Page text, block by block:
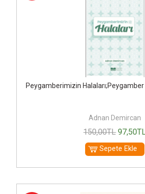
Peygamberimizin Halaları;Peygamber
Adnan Demircan
150,00TL 97,50
Sepete Ekle